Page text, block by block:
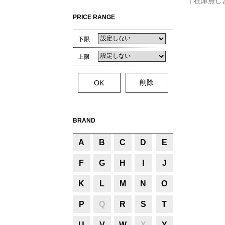
PRICE RANGE
下限
上限
BRAND
A B C D E
F G H J
K L M N O
P Q R S T